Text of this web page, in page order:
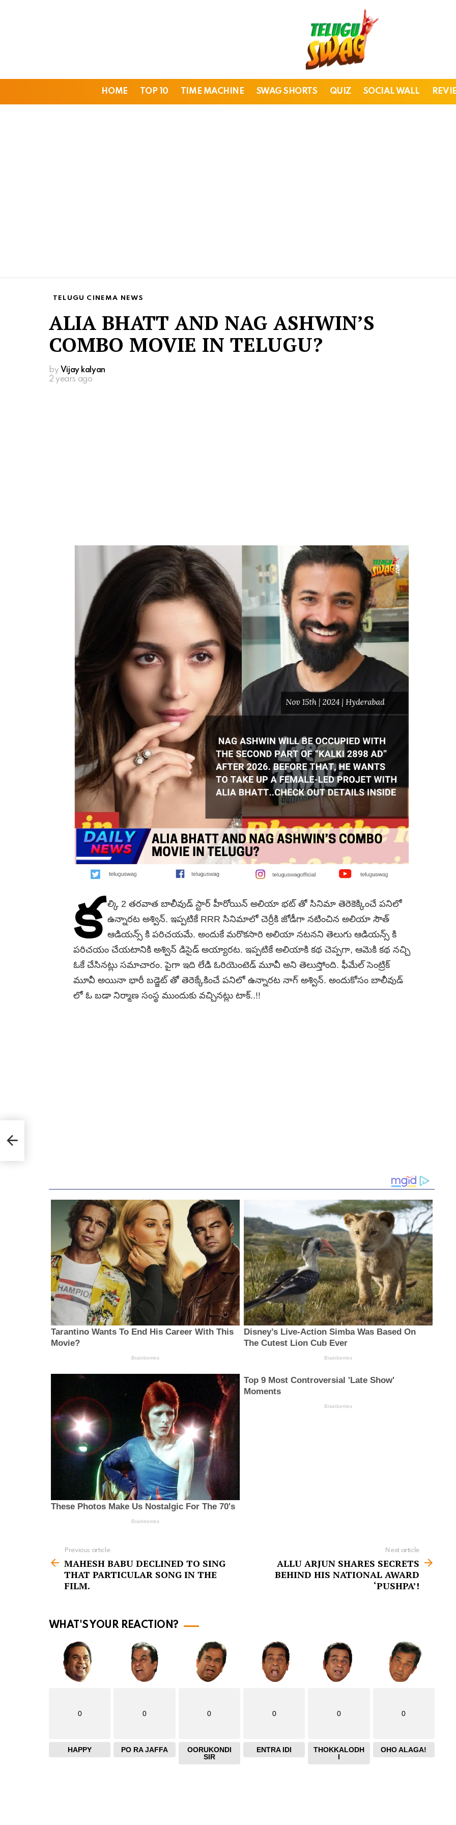
HOME TOP 10 TIME MACHINE SWAG SHORTS QUIZ SOCIAL WALL
TELUGU CINEMA NEWS
ALIA BHATT AND NAG ASHWIN’S
COMBO MOVIE IN TELUGU?
by Vijay kalyan
2 years ago
క ల్కి 2 తరవాత బాలీవుడ్ స్టార్ హీరోయిన్ అలియా భట్ తో సినిమా తెరెకెక్కించే పనిలో
ఉన్నారట అశ్విన్. ఇప్పటికే RRR సినిమాలో చెర్రీకి జోడీగా నటించిన అలియా సౌత్
ఆడియన్స్ కి పరిచయమే. అందుకే మరొకసారి అలియా నటనని తెలుగు ఆడియన్స్ కి
పరిచయం చేయటానికి అశ్విన్ డిసైడ్ అయ్యారట. ఇప్పటికే అలియాకి కథ చెప్పగా, ఆమెకి కథ నచ్చి
ఓకే చేసినట్లు సమాచారం. పైగా ఇది లేడి ఓరియెంటెడ్ మూవీ అని తెలుస్తోంది. ఫీమేల్ సెంట్రిక్
మూవీ అయినా భారీ బడ్జెట్ తో తెరెక్కేకించే పనిలో ఉన్నారట నాగ్ అశ్విన్. అందుకోసం బాలీవుడ్
లో ఓ బడా నిర్మాణ సంస్థ ముందుకు వచ్చినట్లు టాక్..!!
e
r
Previous article
MAHESH BABU DECLINED TO SING
THAT PARTICULAR SONG IN THE
FILM.
Next article
ALLU ARJUN SHARES SECRETS
BEHIND HIS NATIONAL AWARD
‘PUSHPA’!
WHAT'S YOUR REACTION?
0
HAPPY
0
PO RA JAFFA
0
OORUKONDI
SIR
0
ENTRA IDI
0
THOKKALODH
I
0
OHO ALAGA!